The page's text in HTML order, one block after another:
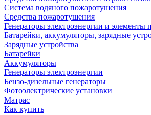
Система водяного пожаротушения
Средства пожаротушения
Генераторы электроэнергии и элементы
Батарейки, аккумуляторы, зарядные
Зарядные устройства
Батарейки
Аккумуляторы
Генераторы электроэнергии
Бензо-дизельные генераторы
Фотоэлектрические установки
Матрас
Как купить